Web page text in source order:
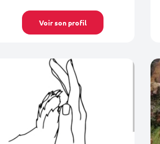
Voir son profil